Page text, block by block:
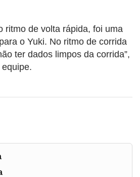
ritmo de volta rápida, foi uma
o Yuki. No ritmo de corrida
ter dados limpos da corrida”,